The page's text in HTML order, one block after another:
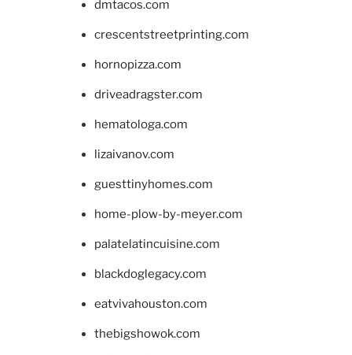
dmtacos.com
crescentstreetprinting.com
hornopizza.com
driveadragster.com
hematologa.com
lizaivanov.com
guesttinyhomes.com
home-plow-by-meyer.com
palatelatincuisine.com
blackdoglegacy.com
eatvivahouston.com
thebigshowok.com